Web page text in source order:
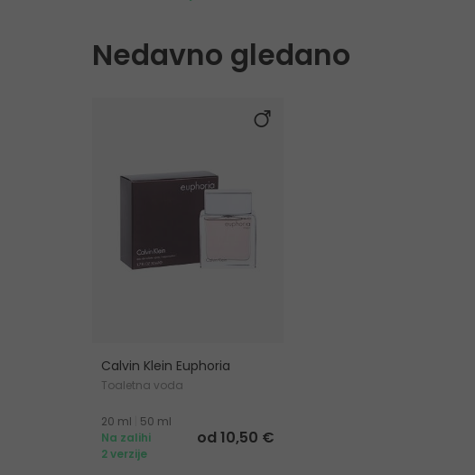
Nedavno gledano
Calvin Klein Euphoria
Toaletna voda
20 ml
50 ml
Na zalihi
2 verzije
od 10,50 €